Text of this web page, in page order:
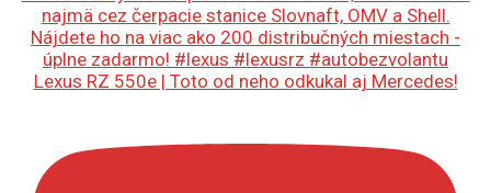
Lexus RZ 550e | Toto od neho odkukal aj Mercedes!